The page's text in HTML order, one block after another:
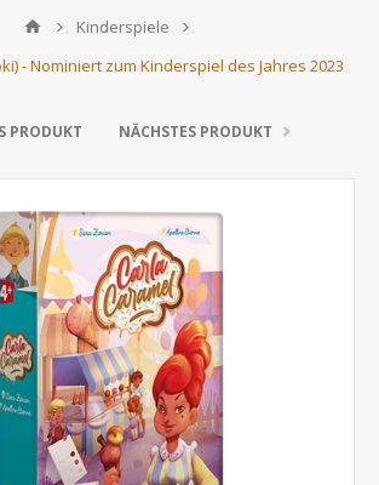
Kinderspiele
- Nominiert zum Kinderspiel des Jahres 2023
PRODUKT NÄCHSTES PRODUKT